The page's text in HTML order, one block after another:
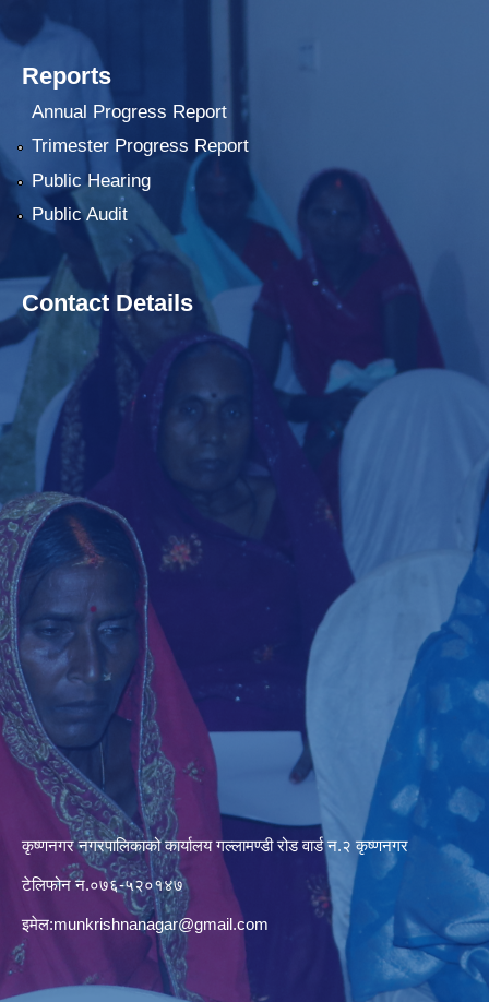
Reports
Annual Progress Report
Trimester Progress Report
Public Hearing
Public Audit
Contact Details
कृष्णनगर नगरपालिकाको कार्यालय गल्लामण्डी रोड वार्ड न.२ कृष्णनगर
टेलिफोन न.०७६-५२०१४७
इमेल:munkrishnanagar@gmail.com